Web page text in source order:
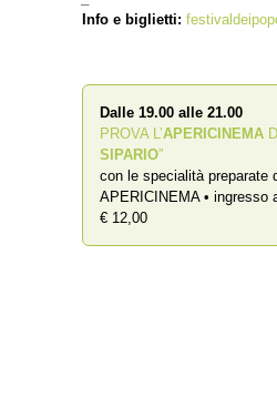
Info e biglietti:
Dalle 19.00 alle 21.00
PROVA L’APERICINEMA
SIPARIO”
con le specialità preparate
APERICINEMA • ingresso
€ 12,00